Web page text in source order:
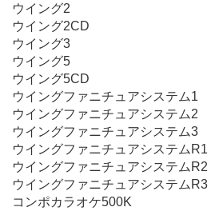
ウイング2
ウイング2CD
ウイング3
ウイング5
ウイング5CD
ウイングファニチュアシステム1
ウイングファニチュアシステム2
ウイングファニチュアシステム3
ウイングファニチュアシステムR1
ウイングファニチュアシステムR2
ウイングファニチュアシステムR3
コンポカラオケ500K